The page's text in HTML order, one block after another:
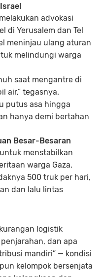
advokasi
di Yerusalem dan Tel
meninjau ulang aturan
melindungi warga
saat mengantre di
air,” tegasnya.
putus asa hingga
hanya demi bertahan
Besar-Besaran
menstabilkan
warga Gaza,
500 truk per hari,
dan lalu lintas
logistik
penjarahan, dan apa
mandiri” — kondisi
kelompok bersenjata